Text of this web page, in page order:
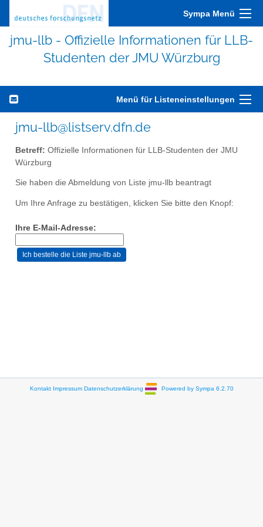
Sympa Menü
jmu-llb - Offizielle Informationen für LLB-
Studenten der JMU Würzburg
Menü für Listeneinstellungen
jmu-llb@listserv.dfn.de
Betreff: Offizielle Informationen für LLB-Studenten der JMU
Würzburg
Sie haben die Abmeldung von Liste jmu-llb beantragt
Um Ihre Anfrage zu bestätigen, klicken Sie bitte den Knopf:
Ihre E-Mail-Adresse:
Kontakt Impressum Datenschutzerklärung Powered by Sympa 6.2.70